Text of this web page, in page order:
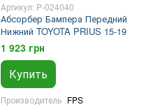
Артикул: P-024040
Абсорбер Бампера Передний
Нижний TOYOTA PRIUS 15-19
1 923 грн
Купить
Производитель FPS